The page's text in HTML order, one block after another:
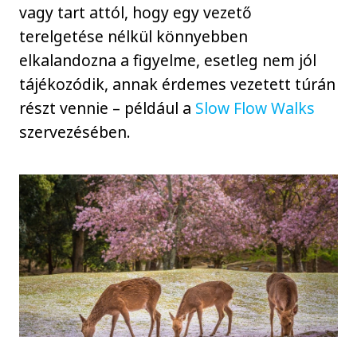
vagy tart attól, hogy egy vezető
terelgetése nélkül könnyebben
elkalandozna a figyelme, esetleg nem jól
tájékozódik, annak érdemes vezetett túrán
részt vennie – például a Slow Flow Walks
szervezésében.